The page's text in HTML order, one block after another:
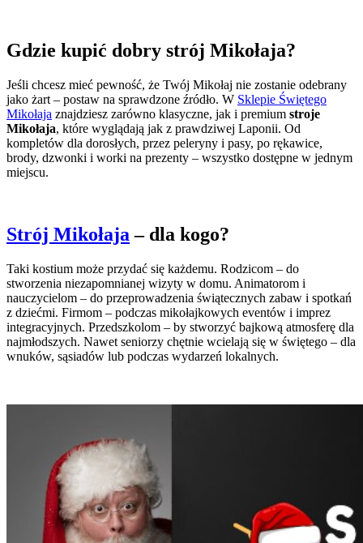
Gdzie kupić dobry strój Mikołaja?
Jeśli chcesz mieć pewność, że Twój Mikołaj nie zostanie odebrany
jako żart – postaw na sprawdzone źródło. W Sklepie Świętego
Mikołaja znajdziesz zarówno klasyczne, jak i premium stroje
Mikołaja, które wyglądają jak z prawdziwej Laponii. Od
kompletów dla dorosłych, przez peleryny i pasy, po rękawice,
brody, dzwonki i worki na prezenty – wszystko dostępne w jednym
miejscu.
Strój Mikołaja – dla kogo?
Taki kostium może przydać się każdemu. Rodzicom – do
stworzenia niezapomnianej wizyty w domu. Animatorom i
nauczycielom – do przeprowadzenia świątecznych zabaw i spotkań
z dziećmi. Firmom – podczas mikołajkowych eventów i imprez
integracyjnych. Przedszkolom – by stworzyć bajkową atmosferę dla
najmłodszych. Nawet seniorzy chętnie wcielają się w świętego – dla
wnuków, sąsiadów lub podczas wydarzeń lokalnych.